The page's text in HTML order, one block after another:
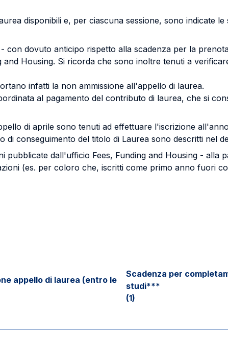
disponibili e, per ciascuna sessione, sono indicate
con dovuto anticipo rispetto alla scadenza per la
Housing. Si ricorda che sono inoltre tenuti a
infatti la non ammissione all'appello di laurea.
al pagamento del contributo di laurea, che si
di aprile sono tenuti ad effettuare l'iscrizione
di conseguimento del titolo di Laurea sono descritti nel
pubblicate dall'ufficio Fees, Funding and Housing - alla
(es. per coloro che, iscritti come primo anno fuori
appello di laurea (entro le
Scadenza per
studi***
(1)